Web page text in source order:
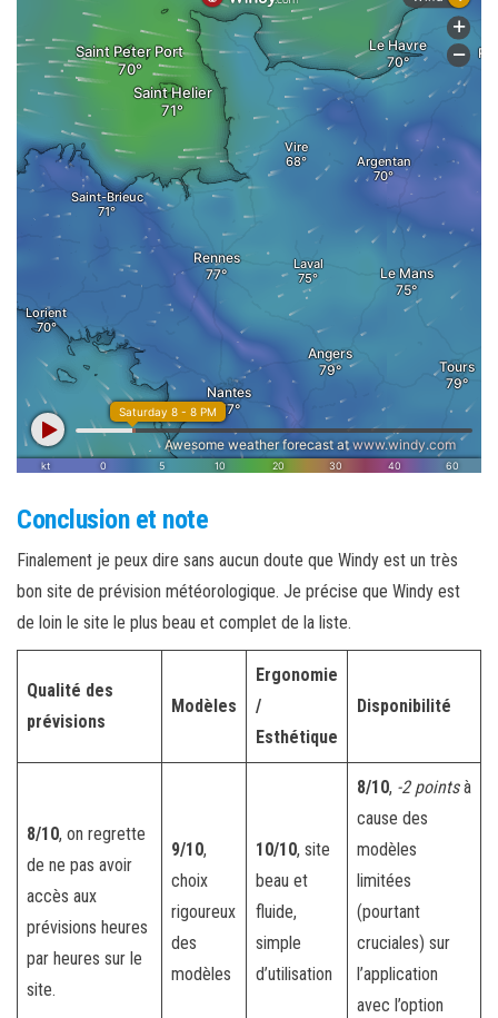
Conclusion et note
Finalement je peux dire sans aucun doute que Windy est un très
bon site de prévision météorologique. Je précise que Windy est
de loin le site le plus beau et complet de la liste.
Qualité des
prévisions
Modèles
Ergonomie
/
Esthétique
Disponibilité
8/10, on regrette
de ne pas avoir
accès aux
prévisions heures
par heures sur le
site.
9/10,
choix
rigoureux
des
modèles
10/10, site
beau et
fluide,
simple
d’utilisation
8/10, -2 pointsà
cause des
modèles
limitées
(pourtant
cruciales) sur
l’application
avec l’option